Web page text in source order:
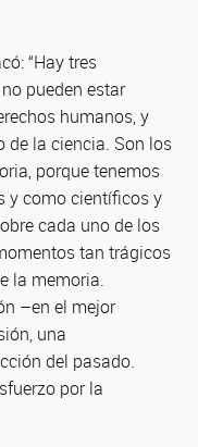
“Hay tres
pueden estar
humanos, y
de la ciencia. Son los
porque tenemos
y como científicos y
cada uno de los
tan trágicos
la memoria.
–en el mejor
una
del pasado.
por la